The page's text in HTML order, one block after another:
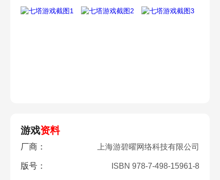
游戏资料
厂商： 上海游碧曜网络科技有限公司
版号： ISBN 978-7-498-15961-8